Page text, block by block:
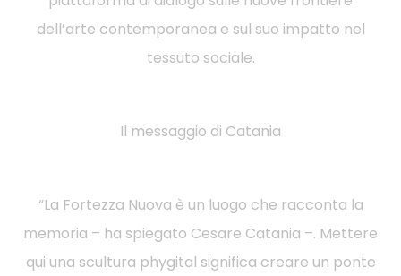
dell’arte contemporanea e sul suo impatto nel
tessuto sociale.
Il messaggio di Catania
“La Fortezza Nuova è un luogo che racconta la
memoria – ha spiegato Cesare Catania –. Mettere
qui una scultura phygital significa creare un ponte